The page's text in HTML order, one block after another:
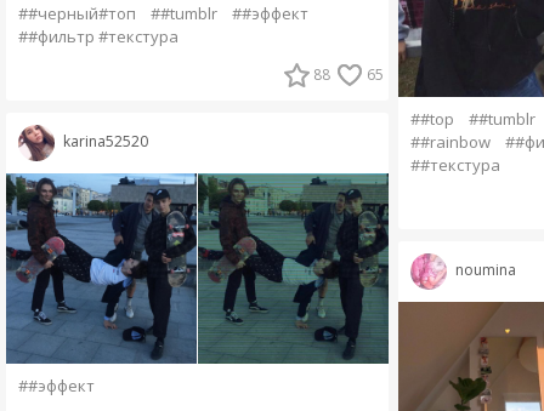
##черный#топ ##tumblr
##эффект
##фильтр #текстура
88 65
karina52520
##эффект
##top
##tumblr
##rainbow
##текстура
noumina